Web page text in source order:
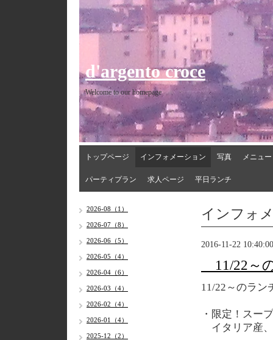
d'argento croce
Welcome to our homepage
トップページ インフォメーション 写真 メニュー
パーティプラン 求人ページ 平日ランチ
インフォ
2016-11-22 10:40:00
11/22～
11/22～のラン
・限定！スー
イタリア産
2026-08（1）
2026-07（8）
2026-06（5）
2026-05（4）
2026-04（6）
2026-03（4）
2026-02（4）
2026-01（4）
2025-12（2）